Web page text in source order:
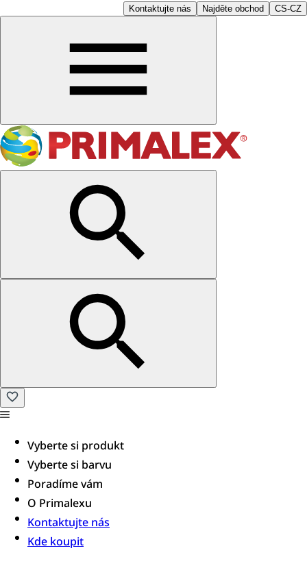
Kontaktujte nás Najděte obchod CS-CZ
Vyberte si produkt
Vyberte si barvu
Poradíme vám​
O Primalexu
Kontaktujte nás
Kde koupit